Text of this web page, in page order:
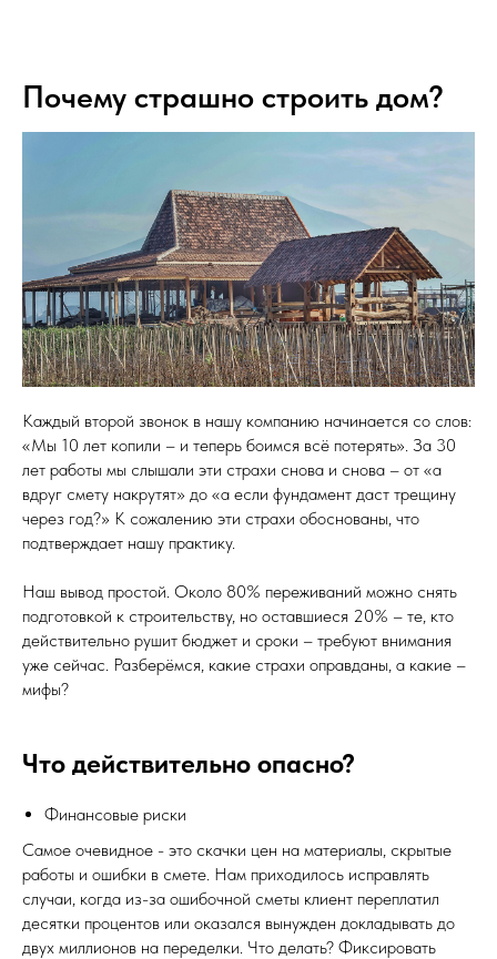
Почему страшно строить дом?
Каждый второй звонок в нашу компанию начинается со слов:
«Мы 10 лет копили – и теперь боимся всё потерять». За 30
лет работы мы слышали эти страхи снова и снова – от «а
вдруг смету накрутят» до «а если фундамент даст трещину
через год?» К сожалению эти страхи обоснованы, что
подтверждает нашу практику.
Наш вывод простой. Около 80% переживаний можно снять
подготовкой к строительству, но оставшиеся 20% – те, кто
действительно рушит бюджет и сроки – требуют внимания
уже сейчас. Разберёмся, какие страхи оправданы, а какие –
мифы?
Что действительно опасно?
Финансовые риски
Самое очевидное - это скачки цен на материалы, скрытые
работы и ошибки в смете. Нам приходилось исправлять
случаи, когда из-за ошибочной сметы клиент переплатил
десятки процентов или оказался вынужден докладывать до
двух миллионов на переделки. Что делать? Фиксировать